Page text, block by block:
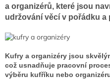
a organizérů, které jsou
udržování věcí v pořádku a
Kufry a organizéry jsou
což usnadňuje pracovní
výběru kufříku nebo